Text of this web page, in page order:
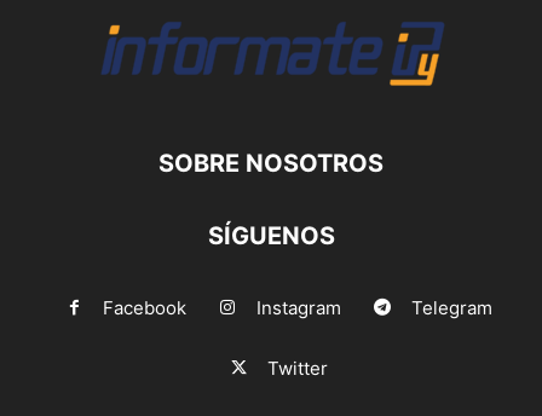
SOBRE NOSOTROS
SÍGUENOS
Facebook Instagram Telegram
Twitter